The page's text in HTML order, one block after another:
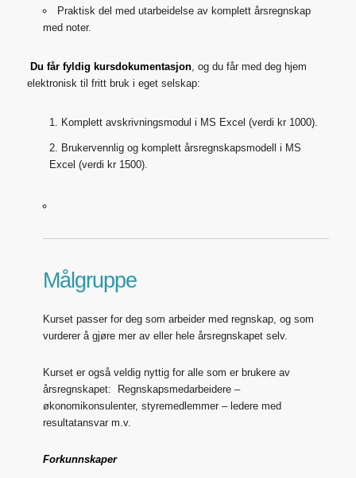
Praktisk del med utarbeidelse av komplett årsregnskap
med noter.
Du får fyldig kursdokumentasjon, og du får med deg hjem
elektronisk til fritt bruk i eget selskap:
Komplett avskrivningsmodul i MS Excel (verdi kr 1000).
Brukervennlig og komplett årsregnskapsmodell i MS
Excel (verdi kr 1500).
Målgruppe
Kurset passer for deg som arbeider med regnskap, og som
vurderer å gjøre mer av eller hele årsregnskapet selv.
Kurset er også veldig nyttig for alle som er brukere av
årsregnskapet: Regnskapsmedarbeidere –
økonomikonsulenter, styremedlemmer – ledere med
resultatansvar m.v.
Forkunnskaper